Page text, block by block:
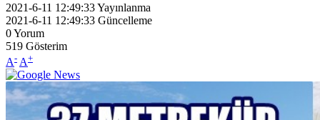
2021-6-11 12:49:33Yayınlanma
2021-6-11 12:49:33 Güncelleme
0Yorum
519 Gösterim
A- A+